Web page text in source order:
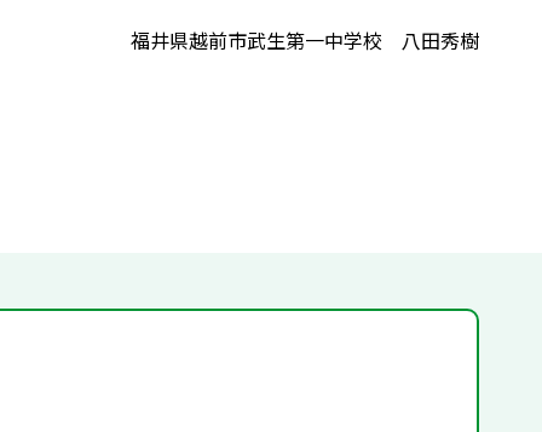
福井県越前市武生第一中学校 八田秀樹